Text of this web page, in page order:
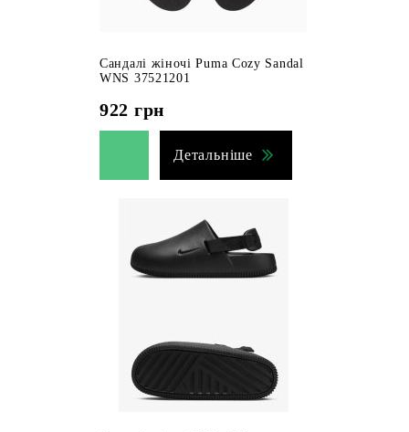
Сандалі жіночі Puma Cozy Sandal
WNS 37521201
922 грн
Детальніше